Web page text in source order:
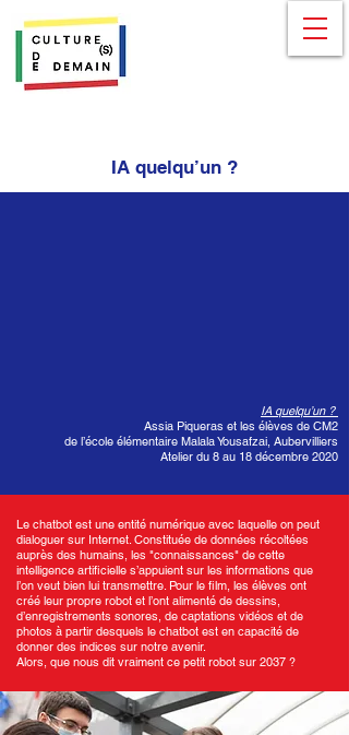
IA quelqu’un ?
IA quelqu’un ?
Assia Piqueras et les élèves de CM2
de l’école élémentaire Malala Yousafzai, Aubervilliers
Atelier du 8 au 18 décembre 2020
Le chatbot est une entité numérique avec laquelle on peut
dialoguer sur Internet. Constituée de données récoltées
auprès des humains, les "connaissances" de cette
intelligence artificielle s’appuient sur les informations que
l’on veut bien lui transmettre. Pour le film, les élèves ont
créé leur propre robot et l’ont alimenté de dessins,
d’enregistrements sonores, de captations vidéos et de
photos à partir desquels le chatbot est en capacité de
donner des indices sur notre avenir.
Alors, que nous dit vraiment ce petit robot sur 2037 ?